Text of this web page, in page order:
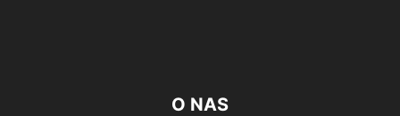
O NAS